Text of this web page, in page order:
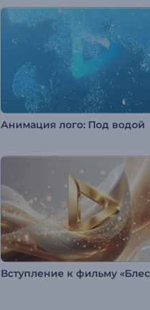
Анимация лого: Под водой